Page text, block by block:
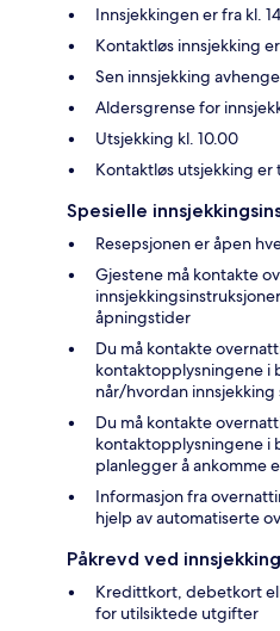
Innsjekkingen er fra kl.
Kontaktløs innsjekking
Sen innsjekking
Aldersgrense for
Utsjekking kl. 10.00
Kontaktløs utsjekking
Spesielle
Resepsjonen er åpen
Gjestene må kontakte
åpningstider
Du må kontakte
kontaktopplysningene i
når/hvordan innsjekking
Du må kontakte
kontaktopplysningene i
planlegger å ankomme
Informasjon fra
hjelp av automatiserte
Påkrevd ved innsjekking
Kredittkort, debetkort
for utilsiktede utgifter